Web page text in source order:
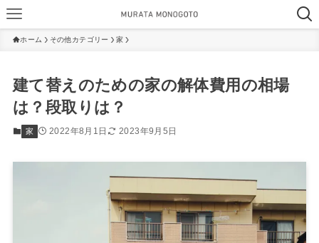
ホーム その他カテゴリー 家
建て替えのための家の解体費用の相場
は？段取りは？
家 2022年8月1日 2023年9月5日